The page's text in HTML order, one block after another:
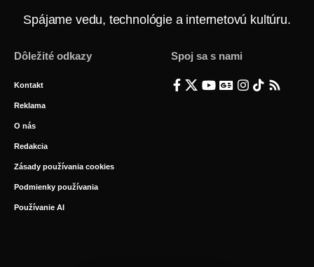
Spájame vedu, technológie a internetovú kultúru.
Dôležité odkazy
Kontakt
Reklama
O nás
Redakcia
Zásady používania cookies
Podmienky používania
Používanie AI
Spoj sa s nami